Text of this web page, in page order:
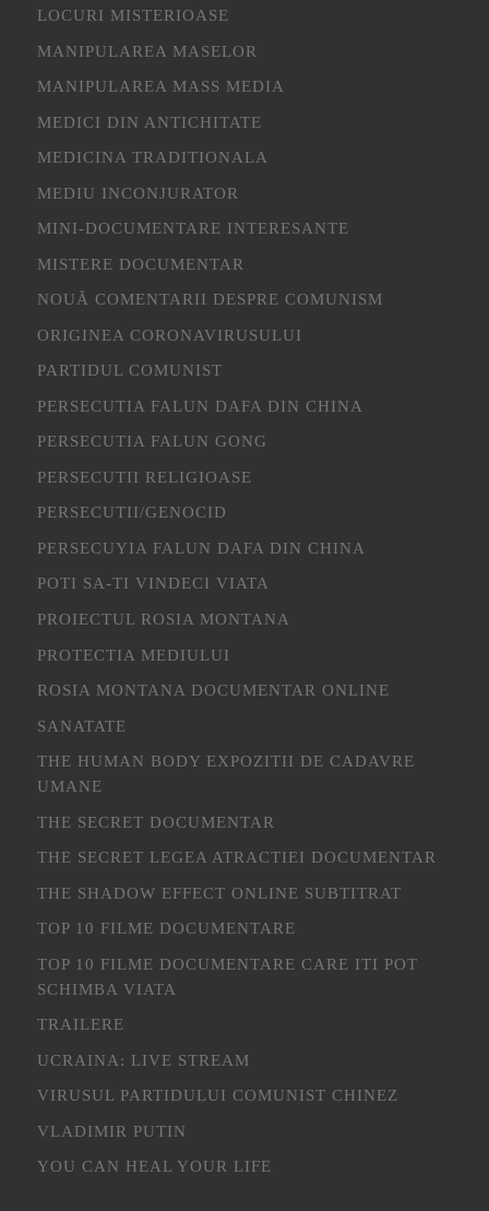
LOCURI MISTERIOASE
MANIPULAREA MASELOR
MANIPULAREA MASS MEDIA
MEDICI DIN ANTICHITATE
MEDICINA TRADITIONALA
MEDIU INCONJURATOR
MINI-DOCUMENTARE INTERESANTE
MISTERE DOCUMENTAR
NOUĂ COMENTARII DESPRE COMUNISM
ORIGINEA CORONAVIRUSULUI
PARTIDUL COMUNIST
PERSECUTIA FALUN DAFA DIN CHINA
PERSECUTIA FALUN GONG
PERSECUTII RELIGIOASE
PERSECUTII/GENOCID
PERSECUYIA FALUN DAFA DIN CHINA
POTI SA-TI VINDECI VIATA
PROIECTUL ROSIA MONTANA
PROTECTIA MEDIULUI
ROSIA MONTANA DOCUMENTAR ONLINE
SANATATE
THE HUMAN BODY EXPOZITII DE CADAVRE
UMANE
THE SECRET DOCUMENTAR
THE SECRET LEGEA ATRACTIEI DOCUMENTAR
THE SHADOW EFFECT ONLINE SUBTITRAT
TOP 10 FILME DOCUMENTARE
TOP 10 FILME DOCUMENTARE CARE ITI POT
SCHIMBA VIATA
TRAILERE
UCRAINA: LIVE STREAM
VIRUSUL PARTIDULUI COMUNIST CHINEZ
VLADIMIR PUTIN
YOU CAN HEAL YOUR LIFE